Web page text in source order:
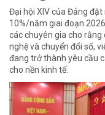
Đại hội XIV của Đảng
10%/năm giai đoạn
các chuyên gia cho rằng
nghệ và chuyển đổi số,
đang trở thành yêu cầu
cho nền kinh tế.